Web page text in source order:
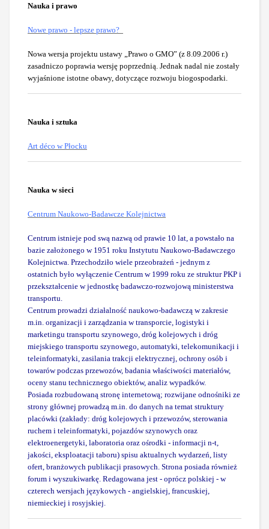
Nauka i prawo
Nowe prawo - lepsze prawo?
Nowa wersja projektu ustawy „Prawo o GMO” (z 8.09.2006 r.)
zasadniczo poprawia wersję poprzednią. Jednak nadal nie zostały
wyjaśnione istotne obawy, dotyczące rozwoju biogospodarki.
Nauka i sztuka
Art déco w Płocku
Nauka w sieci
Centrum Naukowo-Badawcze Kolejnictwa
Centrum istnieje pod swą nazwą od prawie 10 lat, a powstało na
bazie założonego w 1951 roku Instytutu Naukowo-Badawczego
Kolejnictwa. Przechodziło wiele przeobrażeń - jednym z
ostatnich było wyłączenie Centrum w 1999 roku ze struktur PKP i
przekształcenie w jednostkę badawczo-rozwojową ministerstwa
transportu.
Centrum prowadzi działalność naukowo-badawczą w zakresie
m.in. organizacji i zarządzania w transporcie, logistyki i
marketingu transportu szynowego, dróg kolejowych i dróg
miejskiego transportu szynowego, automatyki, telekomunikacji i
teleinformatyki, zasilania trakcji elektrycznej, ochrony osób i
towarów podczas przewozów, badania właściwości materiałów,
oceny stanu technicznego obiektów, analiz wypadków.
Posiada rozbudowaną stronę internetową; rozwijane odnośniki ze
strony głównej prowadzą m.in. do danych na temat struktury
placówki (zakłady: dróg kolejowych i przewozów, sterowania
ruchem i teleinformatyki, pojazdów szynowych oraz
elektroenergetyki, laboratoria oraz ośrodki - informacji n-t,
jakości, eksploatacji taboru) spisu aktualnych wydarzeń, listy
ofert, branżowych publikacji prasowych. Strona posiada również
forum i wyszukiwarkę. Redagowana jest - oprócz polskiej - w
czterech wersjach językowych - angielskiej, francuskiej,
niemieckiej i rosyjskiej.